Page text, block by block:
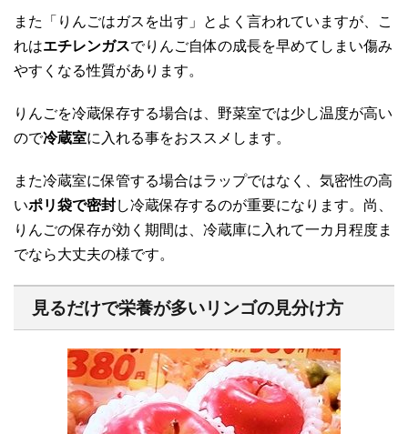
また「りんごはガスを出す」とよく言われていますが、こ
れはエチレンガスでりんご自体の成長を早めてしまい傷み
やすくなる性質があります。
りんごを冷蔵保存する場合は、野菜室では少し温度が高い
ので冷蔵室に入れる事をおススメします。
また冷蔵室に保管する場合はラップではなく、気密性の高
いポリ袋で密封し冷蔵保存するのが重要になります。尚、
りんごの保存が効く期間は、冷蔵庫に入れて一カ月程度ま
でなら大丈夫の様です。
見るだけで栄養が多いリンゴの見分け方